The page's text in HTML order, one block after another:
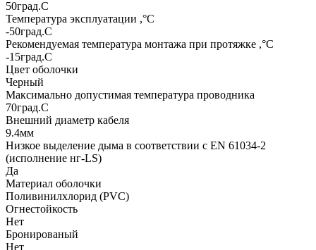
50град.C
Температура эксплуатации ,°С
-50град.C
Рекомендуемая температура монтажа при протяжке ,°С
-15град.C
Цвет оболочки
Черный
Максимально допустимая температура проводника
70град.C
Внешний диаметр кабеля
9.4мм
Низкое выделение дыма в соответствии с EN 61034-2
(исполнение нг-LS)
Да
Материал оболочки
Поливинилхлорид (PVC)
Огнестойкость
Нет
Бронированый
Нет